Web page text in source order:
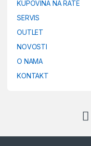
KUPOVINA NA RATE
SERVIS
OUTLET
NOVOSTI
O NAMA
KONTAKT